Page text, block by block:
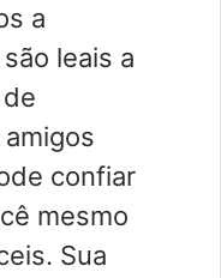
a
leais a
confiar
mesmo
Sua